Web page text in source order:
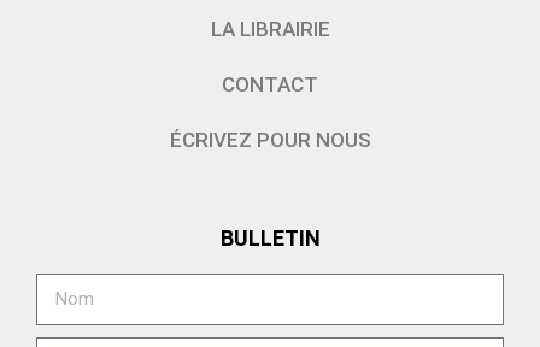
LA LIBRAIRIE
CONTACT
ÉCRIVEZ POUR NOUS
BULLETIN